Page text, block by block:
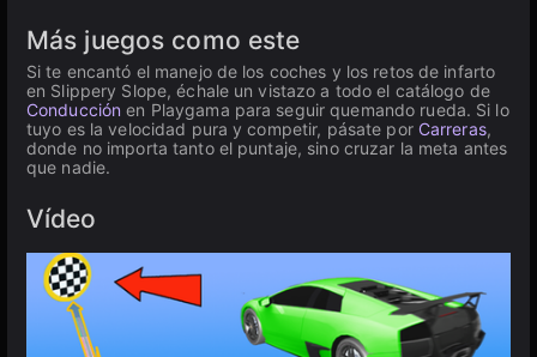
Más juegos como este
Si te encantó el manejo de los coches y los retos de infarto
en Slippery Slope, échale un vistazo a todo el catálogo de
Conducción en Playgama para seguir quemando rueda. Si lo
tuyo es la velocidad pura y competir, pásate por Carreras,
donde no importa tanto el puntaje, sino cruzar la meta antes
que nadie.
Vídeo